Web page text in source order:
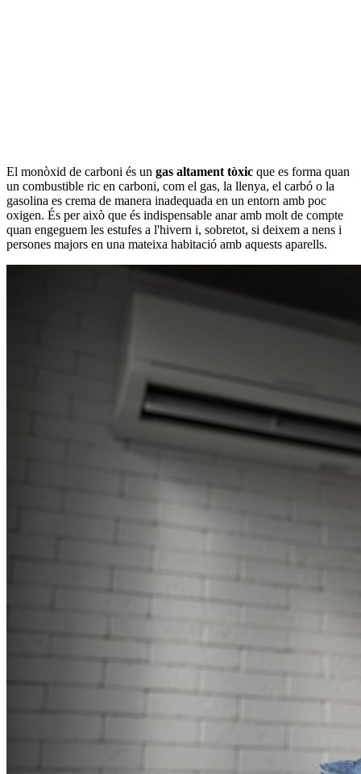
El monòxid de carboni és un gas altament tòxic que es forma quan
un combustible ric en carboni, com el gas, la llenya, el carbó o la
gasolina es crema de manera inadequada en un entorn amb poc
oxigen. És per això que és indispensable anar amb molt de compte
quan engeguem les estufes a l'hivern i, sobretot, si deixem a nens i
persones majors en una mateixa habitació amb aquests aparells.